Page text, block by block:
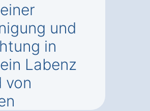
einer
und
in
Labenz
von